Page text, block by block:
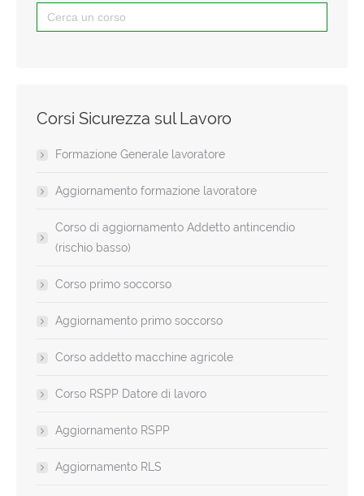
Search
for:
Corsi Sicurezza sul Lavoro
Formazione Generale lavoratore
Aggiornamento formazione lavoratore
Corso di aggiornamento Addetto antincendio
(rischio basso)
Corso primo soccorso
Aggiornamento primo soccorso
Corso addetto macchine agricole
Corso RSPP Datore di lavoro
Aggiornamento RSPP
Aggiornamento RLS